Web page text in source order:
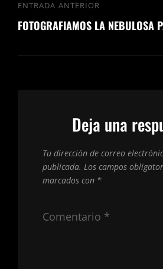
ENTRADA ANTERIOR
FOTOGRAFIAMOS LA NEBULOSA
Deja una
Tu dirección de correo
publicada. Los campos
marcados con *
Comentario *